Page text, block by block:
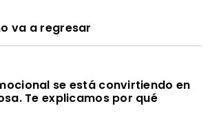
va a regresar
se está convirtiendo en
Te explicamos por qué